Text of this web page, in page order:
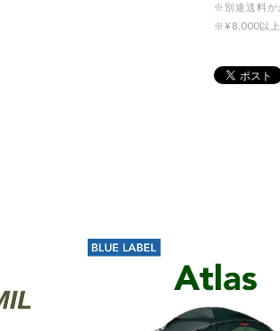
※別途送料が
※¥8,000以上